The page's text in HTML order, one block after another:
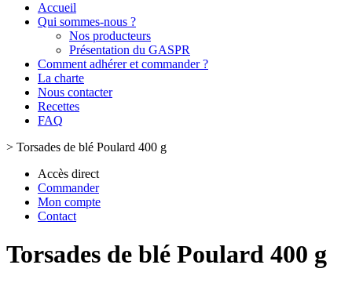
Accueil
Qui sommes-nous ?
Nos producteurs
Présentation du GASPR
Comment adhérer et commander ?
La charte
Nous contacter
Recettes
FAQ
> Torsades de blé Poulard 400 g
Accès direct
Commander
Mon compte
Contact
Torsades de blé Poulard 400 g